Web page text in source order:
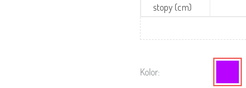
stopy (cm)
Kolor: